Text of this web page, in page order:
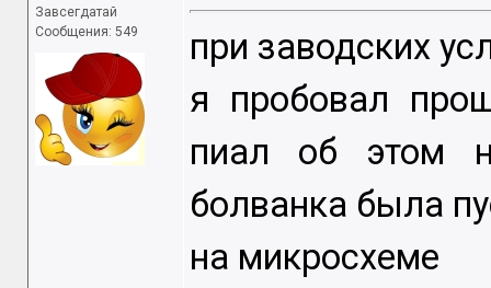
Завсегдатай
Сообщения: 549
при заводских
я пробовал
пиал об этом
болванка была
на микросхеме